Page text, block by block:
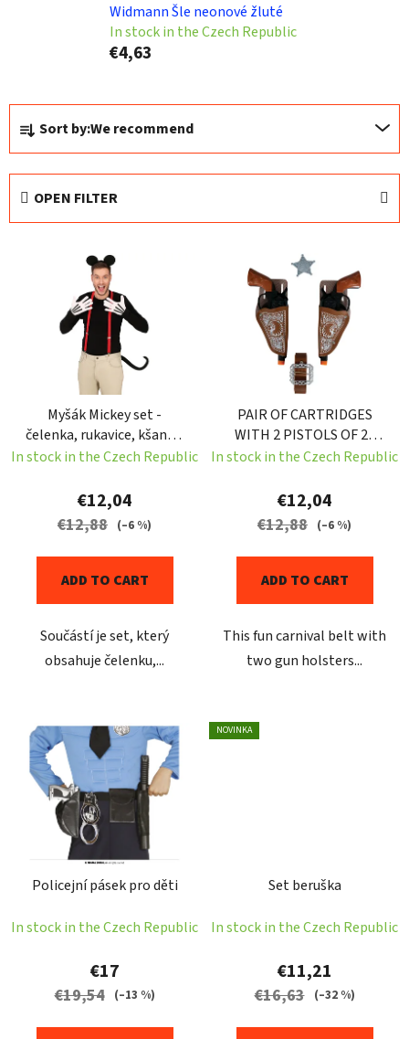
Widmann Šle neonové žluté
In stock in the Czech Republic
€4,63
P
o
Sort by:We recommend
OPEN FILTER
d
Myšák Mickey set -
čelenka, rukavice, kšandy,
ocas
In stock in the Czech Republic
€12,04
€12,88 (–6 %)
ADD TO CART
Součástí je set, který
obsahuje čelenku,...
PAIR OF CARTRIDGES
WITH 2 PISTOLS OF 20
CMS
In stock in the Czech Republic
€12,04
€12,88 (–6 %)
ADD TO CART
This fun carnival belt with
two gun holsters...
Policejní pásek pro děti
In stock in the Czech Republic
€17
€19,54 (–13 %)
NOVINKA
Set beruška
In stock in the Czech Republic
€11,21
€16,63 (–32 %)